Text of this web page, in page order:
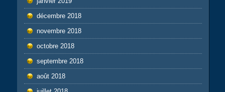
décembre 2018
novembre 2018
octobre 2018
septembre 2018
août 2018